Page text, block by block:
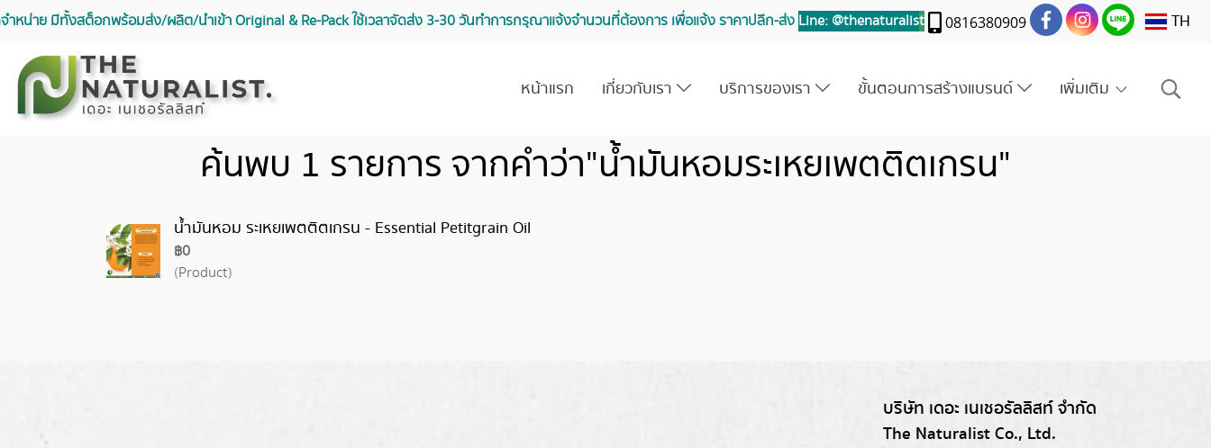
น่าย มีทั้งสต็อกพร้อมส่ง/ผลิต/นำเข้า Original & Re-Pack ใช้เวลาจัดส่ง 3-30 วันทำการ กรุณาแจ้งจำนวนที่ต้องการ เพื่อแจ้ง ราคาปลีก-ส่ง Line: @thenaturalist 0816380909 TH
หน้าแรก เกี่ยวกับเรา บริการของเรา ขั้นตอนการสร้างแบรนด์ เพิ่มเติม
ค้นพบ 1 รายการ จากคำว่า"น้ำมันหอมระเหยเพตติตเกรน"
น้ำมันหอม ระเหยเพตติตเกรน - Essential Petitgrain Oil
฿0
(Product)
บริษัท เดอะ เนเชอรัลลิสท์ จำกัด
The Naturalist Co., Ltd.